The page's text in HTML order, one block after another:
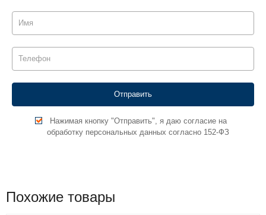
Нажимая кнопку "Отправить", я даю согласие на
обработку персональных данных согласно 152-ФЗ
Похожие товары